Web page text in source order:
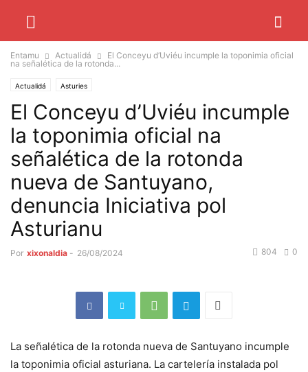
Entamu Actualidá
El Conceyu d’Uviéu incumple la toponimia oficial
na señalética de la rotonda...
Actualidá Asturies
El Conceyu d’Uviéu incumple
la toponimia oficial na
señalética de la rotonda
nueva de Santuyano,
denuncia Iniciativa pol
Asturianu
Por xixonaldia - 26/08/2024 0
804
La señalética de la rotonda nueva de Santuyano incumple
la toponimia oficial asturiana. La cartelería instalada pol